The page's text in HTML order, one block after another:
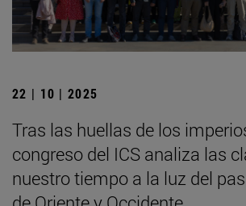
22 | 10 | 2025
Tras las huellas de los
congreso del ICS analiza las
nuestro tiempo a la luz del